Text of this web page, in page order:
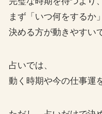
まず「いつ何をするか
決める方が動きやすい
占いでは、
動く時期や今の仕事運